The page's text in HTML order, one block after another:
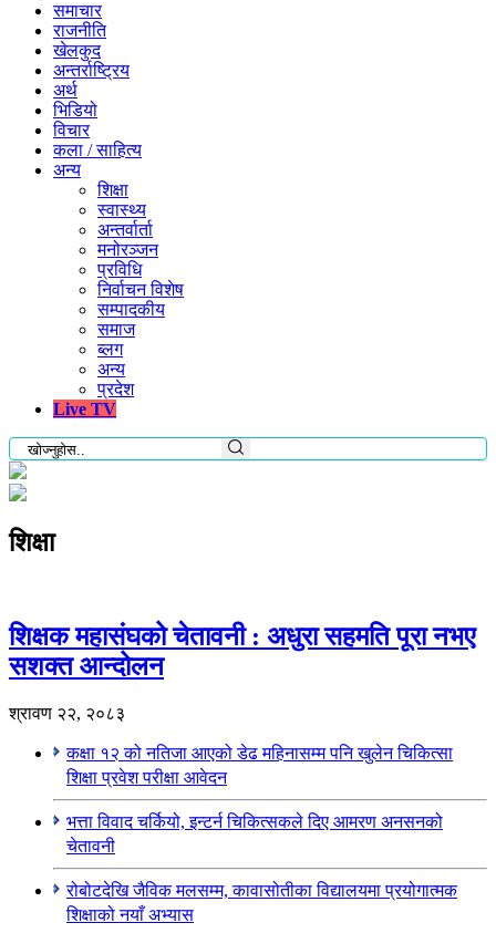
समाचार
राजनीति
खेलकुद
अन्तर्राष्ट्रिय
अर्थ
भिडियो
विचार
कला / साहित्य
अन्य
शिक्षा
स्वास्थ्य
अन्तर्वार्ता
मनोरञ्जन
प्रविधि
निर्वाचन विशेष
सम्पादकीय
समाज
ब्लग
अन्य
प्रदेश
Live TV
शिक्षा
शिक्षक महासंघको चेतावनी : अधुरा सहमति पूरा नभए
सशक्त आन्दोलन
श्रावण २२, २०८३
कक्षा १२ को नतिजा आएको डेढ महिनासम्म पनि खुलेन चिकित्सा
शिक्षा प्रवेश परीक्षा आवेदन
भत्ता विवाद चर्कियो, इन्टर्न चिकित्सकले दिए आमरण अनसनको
चेतावनी
रोबोटदेखि जैविक मलसम्म, कावासोतीका विद्यालयमा प्रयोगात्मक
शिक्षाको नयाँ अभ्यास